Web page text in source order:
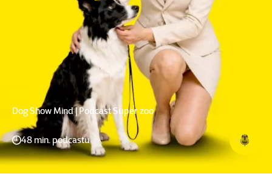
Dog Show Mind | Podcast Super zoo
48 min. podcastu